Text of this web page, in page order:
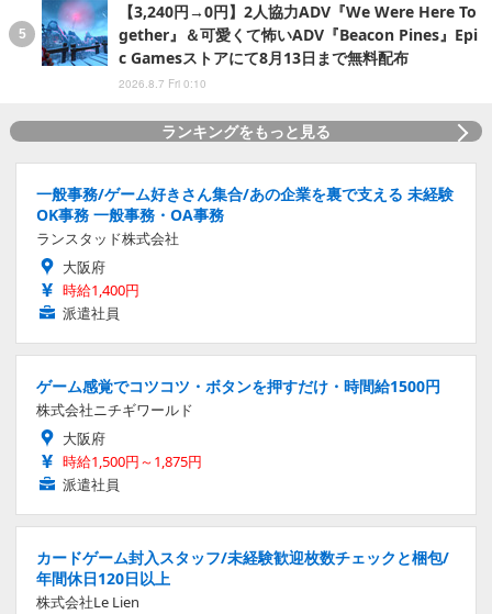
【3,240円→0円】2人協力ADV『We Were Here To
gether』＆可愛くて怖いADV『Beacon Pines』Epi
c Gamesストアにて8月13日まで無料配布
2026.8.7 Fri 0:10
ランキングをもっと見る
一般事務/ゲーム好きさん集合/あの企業を裏で支える 未経験
OK事務 一般事務・OA事務
ランスタッド株式会社
大阪府
時給1,400円
派遣社員
ゲーム感覚でコツコツ・ボタンを押すだけ・時間給1500円
株式会社ニチギワールド
大阪府
時給1,500円～1,875円
派遣社員
カードゲーム封入スタッフ/未経験歓迎枚数チェックと梱包/
年間休日120日以上
株式会社Le Lien